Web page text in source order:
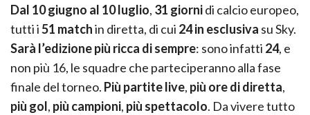
Dal 10 giugno al 10 luglio, 31 giornidi calcio europeo,
tutti i51 matchin diretta, di cui 24 in esclusiva su Sky.
Sarà l’edizione più ricca di sempre: sono infatti 24, e
non più 16, le squadre che parteciperanno alla fase
finale del torneo. Più partite live, più ore di diretta,
più gol, più campioni, più spettacolo. Da vivere tutto